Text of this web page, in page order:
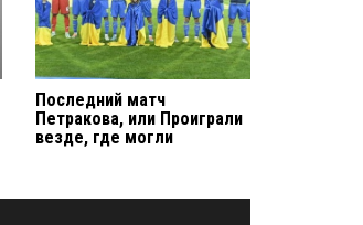
Последний матч
Петракова, или Проиграли
везде, где могли